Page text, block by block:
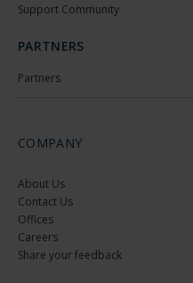
Support Community
PARTNERS
Partners
COMPANY
About Us
Contact Us
Offices
Careers
Share your feedback